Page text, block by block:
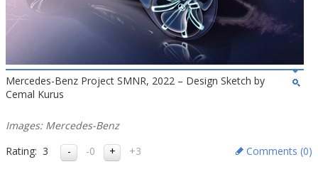
Mercedes-Benz Project SMNR, 2022 – Design Sketch by
Cemal Kurus
Images: Mercedes-Benz
Rating: 3 -0 +3 Comments (0)